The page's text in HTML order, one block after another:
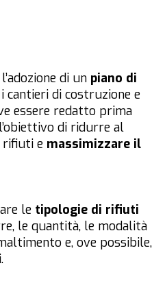
di un piano di
cantieri di costruzione e
essere redatto prima
di ridurre al
rifiuti e massimizzare il
le tipologie di rifiuti
le quantità, le modalità
e, ove possibile,